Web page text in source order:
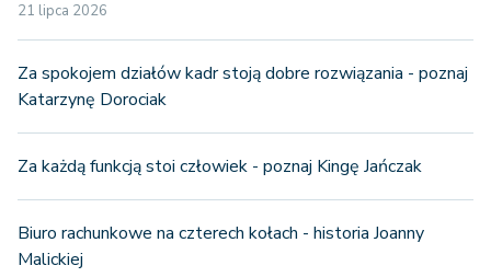
21 lipca 2026
Za spokojem działów kadr stoją dobre rozwiązania - poznaj
Katarzynę Dorociak
Za każdą funkcją stoi człowiek - poznaj Kingę Jańczak
Biuro rachunkowe na czterech kołach - historia Joanny
Malickiej